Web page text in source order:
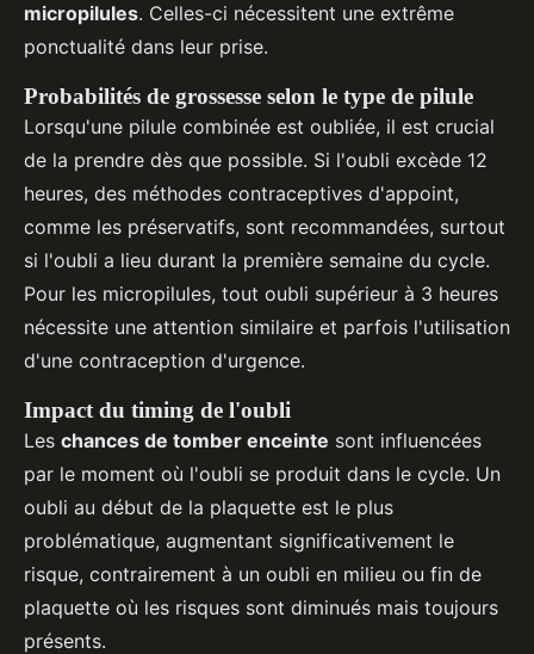
micropilules. Celles-ci nécessitent une extrême
ponctualité dans leur prise.
Probabilités de grossesse selon le type de pilule
Lorsqu'une pilule combinée est oubliée, il est crucial
de la prendre dès que possible. Si l'oubli excède 12
heures, des méthodes contraceptives d'appoint,
comme les préservatifs, sont recommandées, surtout
si l'oubli a lieu durant la première semaine du cycle.
Pour les micropilules, tout oubli supérieur à 3 heures
nécessite une attention similaire et parfois l'utilisation
d'une contraception d'urgence.
Impact du timing de l'oubli
Les chances de tomber enceinte sont influencées
par le moment où l'oubli se produit dans le cycle. Un
oubli au début de la plaquette est le plus
problématique, augmentant significativement le
risque, contrairement à un oubli en milieu ou fin de
plaquette où les risques sont diminués mais toujours
présents.